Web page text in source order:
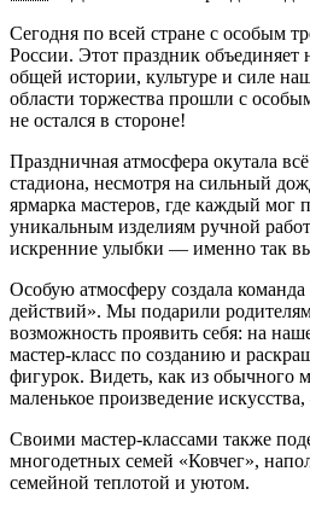
Сегодня по всей стране с особым
России. Этот праздник
общей истории, культуре и силе
области торжества прошли с
не остался в стороне!
Праздничная атмосфера окутала
стадиона, несмотря на сильный
ярмарка мастеров, где каждый мог
уникальным изделиям ручной
искренние улыбки — именно так
Особую атмосферу создала
действий». Мы подарили
возможность проявить себя: на
мастер-класс по созданию и
фигурок. Видеть, как из обычного
маленькое произведение
Своими мастер-классами также
многодетных семей «Ковчег»,
семейной теплотой и уютом.